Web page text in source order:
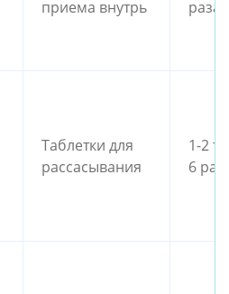
приема внутрь раза
Таблетки для
рассасывания
1-2
6